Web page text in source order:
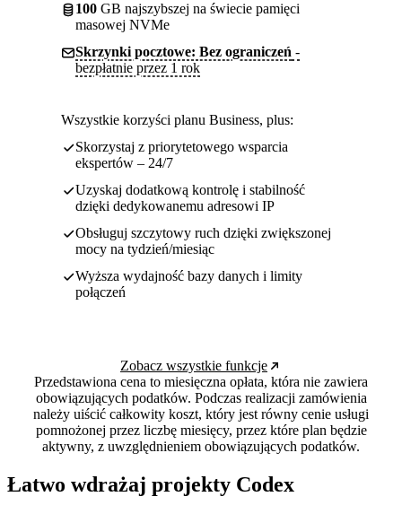
100 GB najszybszej na świecie pamięci
masowej NVMe
Skrzynki pocztowe: Bez ograniczeń -
bezpłatnie przez 1 rok
Wszystkie korzyści planu Business, plus:
Skorzystaj z priorytetowego wsparcia
ekspertów – 24/7
Uzyskaj dodatkową kontrolę i stabilność
dzięki dedykowanemu adresowi IP
Obsługuj szczytowy ruch dzięki zwiększonej
mocy na tydzień/miesiąc
Wyższa wydajność bazy danych i limity
połączeń
Zobacz wszystkie funkcje
Przedstawiona cena to miesięczna opłata, która nie zawiera
obowiązujących podatków. Podczas realizacji zamówienia
należy uiścić całkowity koszt, który jest równy cenie usługi
pomnożonej przez liczbę miesięcy, przez które plan będzie
aktywny, z uwzględnieniem obowiązujących podatków.
Łatwo wdrażaj projekty Codex